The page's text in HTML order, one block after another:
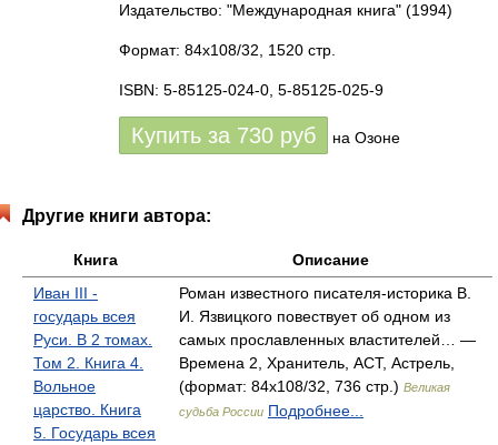
Издательство: "Международная книга" (1994)
Формат: 84x108/32, 1520 стр.
ISBN: 5-85125-024-0, 5-85125-025-9
Купить за 730 руб на Озоне
Другие книги автора:
Книга
Описание
Иван III -
государь всея
Руси. В 2 томах.
Том 2. Книга 4.
Вольное
царство. Книга
5. Государь всея
Роман известного писателя-историка В.
И. Язвицкого повествует об одном из
самых прославленных властителей… —
Времена 2, Хранитель, АСТ, Астрель,
(формат: 84x108/32, 736 стр.) Великая
судьба России Подробнее...